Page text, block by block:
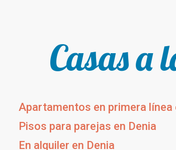
Casas a
Apartamentos en primera línea
Pisos para parejas en Denia
En alquiler en Denia